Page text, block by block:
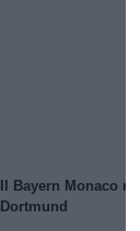
Il Bayern Monaco
Dortmund